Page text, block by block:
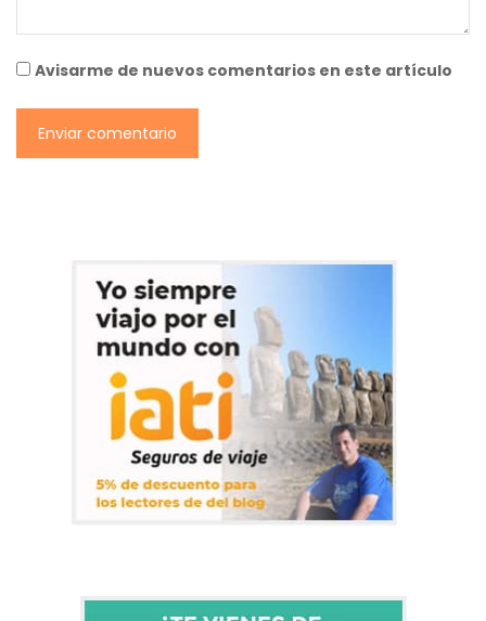
Avisarme de nuevos comentarios en este artículo